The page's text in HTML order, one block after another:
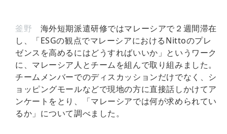
釜野 海外短期派遣研修ではマレーシアで２週間滞在
し、「ESGの観点でマレーシアにおけるNittoのプレ
ゼンスを高めるにはどうすればいいか」というワーク
に、マレーシア人とチームを組んで取り組みました。
チームメンバーでのディスカッションだけでなく、シ
ョッピングモールなどで現地の方に直接話しかけてア
ンケートをとり、「マレーシアでは何が求められてい
るか」について調べました。